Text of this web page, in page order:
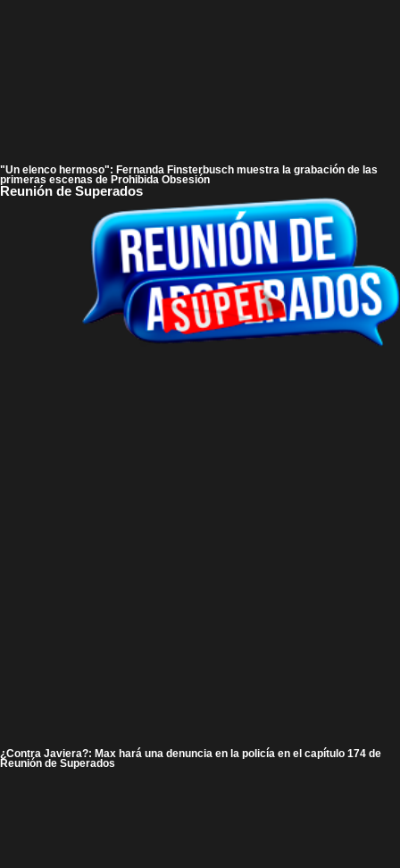
"Un elenco hermoso": Fernanda Finsterbusch muestra la grabación de las
primeras escenas de Prohibida Obsesión
Reunión de Superados
¿Contra Javiera?: Max hará una denuncia en la policía en el capítulo 174 de
Reunión de Superados